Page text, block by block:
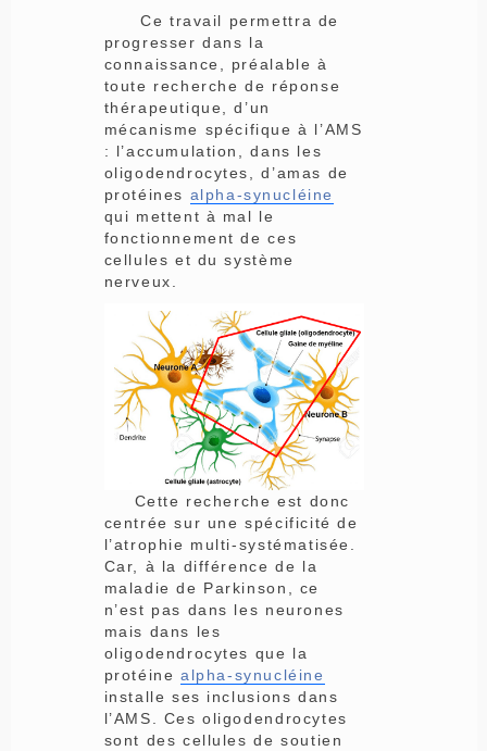
Ce travail permettra de
progresser dans la
connaissance, préalable à
toute recherche de réponse
thérapeutique, d’un
mécanisme spécifique à l’AMS
: l’accumulation, dans les
oligodendrocytes, d’amas de
protéines alpha-synucléine
qui mettent à mal le
fonctionnement de ces
cellules et du système
nerveux.
Cette recherche est donc
centrée sur une spécificité de
l’atrophie multi-systématisée.
Car, à la différence de la
maladie de Parkinson, ce
n’est pas dans les neurones
mais dans les
oligodendrocytes que la
protéine alpha-synucléine
installe ses inclusions dans
l’AMS. Ces oligodendrocytes
sont des cellules de soutien